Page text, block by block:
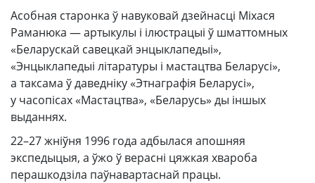
Асобная старонка ў навуковай дзейнасці Міхася
Раманюка — артыкулы і ілюстрацыі ў шматтомных
«Беларускай савецкай энцыклапедыі»,
«Энцыклапедыі літаратуры і мастацтва Беларусі»,
а таксама ў даведніку «Этнаграфія Беларусі»,
у часопісах «Мастацтва», «Беларусь» ды іншых
выданнях.
22–27 жніўня 1996 года адбылася апошняя
экспедыцыя, а ўжо ў верасні цяжкая хвароба
перашкодзіла паўнавартаснай працы.